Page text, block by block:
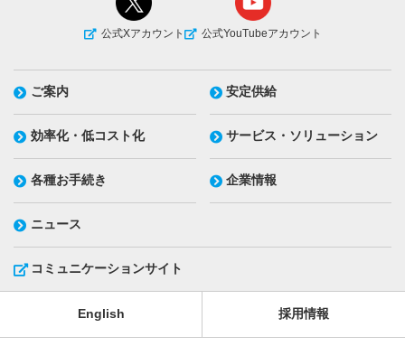
公式Xアカウント 公式YouTubeアカウント
ご案内 安定供給
効率化・低コスト化 サービス・ソリューション
各種お手続き 企業情報
ニュース
コミュニケーションサイト
English 採用情報